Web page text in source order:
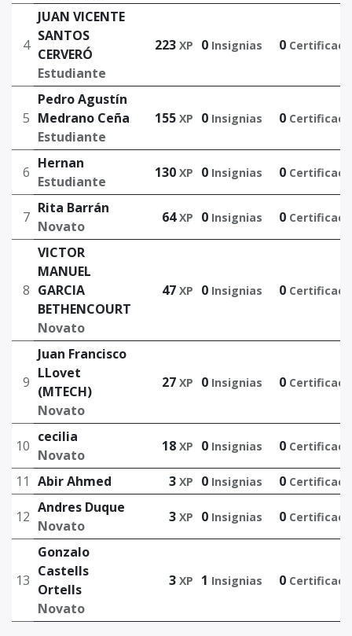
4
JUAN VICENTE
SANTOS
CERVERÓ
Estudiante
223 XP 0 Insignias 0
5
Pedro Agustín
Medrano Ceña
Estudiante
155 XP 0 Insignias 0
6
Hernan
Estudiante
130 XP 0 Insignias 0
7
Rita Barrán
Novato
64 XP 0 Insignias 0
8
VICTOR
MANUEL
GARCIA
BETHENCOURT
Novato
47 XP 0 Insignias 0
9
Juan Francisco
LLovet
(MTECH)
Novato
27 XP 0 Insignias 0
10
cecilia
Novato
18 XP 0 Insignias 0
11 Abir Ahmed 3 XP 0 Insignias 0
12
Andres Duque
Novato
3 XP 0 Insignias 0
13
Gonzalo
Castells
Ortells
Novato
3 XP 1 Insignias 0